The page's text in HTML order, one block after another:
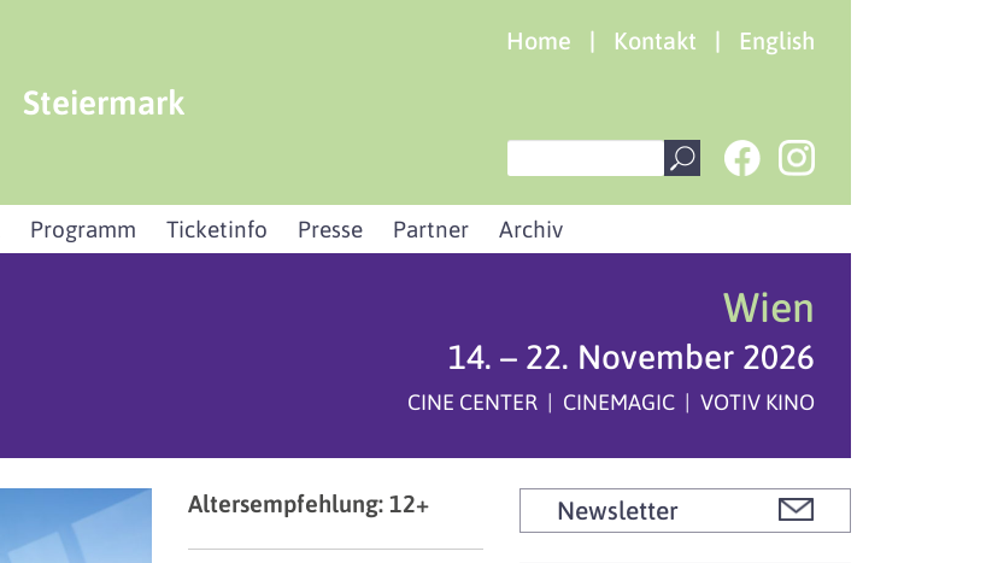
Home | Kontakt | English
Steiermark
Programm Ticketinfo Presse Partner Archiv
Wien
14. – 22. November 2026
CINE CENTER | CINEMAGIC | VOTIV KINO
Altersempfehlung: 12+ Newsletter